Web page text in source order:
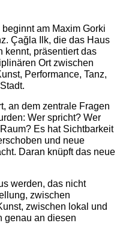
am Maxim Gorki
Çağla Ilk, die das Haus
kennt, präsentiert das
Ort zwischen
Performance, Tanz,
an dem zentrale Fragen
Wer spricht? Wer
Es hat Sichtbarkeit
und neue
Daran knüpft das neue
werden, das nicht
zwischen
zwischen lokal und
genau an diesen